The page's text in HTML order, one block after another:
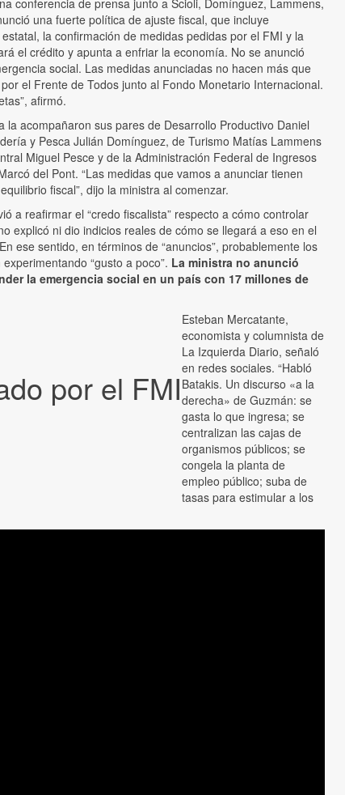
por el FMI
conferencia de prensa junto a Scioli, Domínguez, Lammens,
una fuerte política de ajuste fiscal, que incluye
la confirmación de medidas pedidas por el FMI y la
el crédito y apunta a enfriar la economía. No se anunció
social. Las medidas anunciadas no hacen más que
el Frente de Todos junto al Fondo Monetario Internacional.
afirmó.
la acompañaron sus pares de Desarrollo Productivo Daniel
y Pesca Julián Domínguez, de Turismo Matías Lammens
Miguel Pesce y de la Administración Federal de Ingresos
del Pont. “Las medidas que vamos a anunciar tienen
fiscal”, dijo la ministra al comenzar.
a reafirmar el “credo fiscalista” respecto a cómo controlar
explicó ni dio indicios reales de cómo se llegará a eso en el
ese sentido, en términos de “anuncios”, probablemente los
“gusto a poco”. La ministra no anunció
la emergencia social en un país con 17 millones de
Esteban Mercatante,
economista y columnista de
La Izquierda Diario, señaló
en redes sociales. “Habló
Batakis. Un discurso «a la
derecha» de Guzmán: se
gasta lo que ingresa; se
centralizan las cajas de
organismos públicos; se
congela la planta de
empleo público; suba de
tasas para estimular a los